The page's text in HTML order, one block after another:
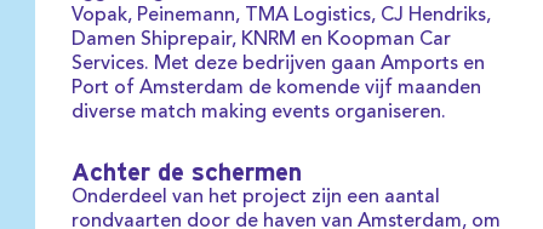
Vopak, Peinemann, TMA Logistics, CJ Hendriks,
Damen Shiprepair, KNRM en Koopman Car
Services. Met deze bedrijven gaan Amports en
Port of Amsterdam de komende vijf maanden
diverse match making events organiseren.
Achter de schermen
Onderdeel van het project zijn een aantal
rondvaarten door de haven van Amsterdam, om